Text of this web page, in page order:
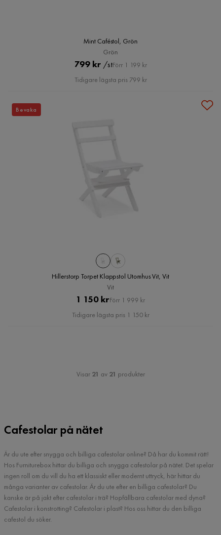
Mint Caféstol, Grön
Grön
Pris
799 kr /stOriginal
Pris
Förr 1 199 kr
Tidigare lägsta pris 799 kr
Hillerstorp Torpet Klappstol Utomhus Vit, Vit
Vit
Pris
1 150 krOriginal
Pris
Förr 1 999 kr
Tidigare lägsta pris 1 150 kr
Bevaka
Visar 21 av 21 produkter
Cafestolar på nätet
Är du ute efter snygga och billiga cafestolar online? Då har du kommit rätt!
Hos Furniturebox hittar du billiga och snygga cafestolar på nätet. Det spelar
ingen roll om du vill du ha ett klassiskt eller modernt uttryck, här hittar du
många varianter av cafestolar. Är du ute efter en billiga cafestolar? Du
kanske är på jakt efter cafestolar i trä? Hopfällbara cafestolar med dyna?
Cafestolar i konstrotting? Cafestolar i plast? Hos oss hittar du den billiga
cafestol du söker.